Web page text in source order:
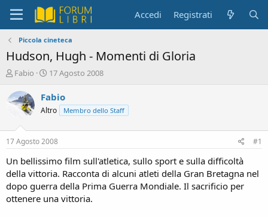
Accedi Registrati
Piccola cineteca
Hudson, Hugh - Momenti di Gloria
C
e
a
r
e
D
s
c
u
Fabio
D
t
d
i
n
i
z
o
17 Agosto 2008
Fabio
Altro Membro dello Staff
17 Agosto 2008 #1
Un bellissimo film sull'atletica, sullo sport e sulla difficoltà
della vittoria. Racconta di alcuni atleti della Gran Bretagna nel
dopo guerra della Prima Guerra Mondiale. Il sacrificio per
ottenere una vittoria.